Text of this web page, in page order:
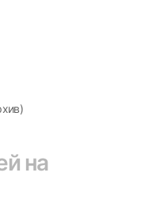
Найти сотрудника
на